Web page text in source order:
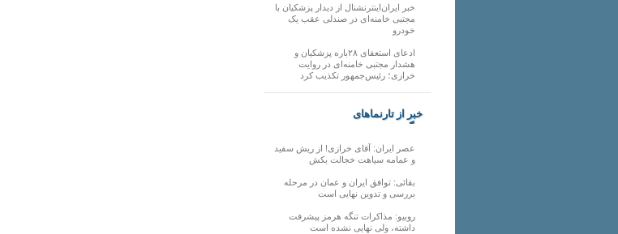
خبر ایران‌اینترنشنال از دیدار پزشکیان با
مجتبی خامنه‌ای در صندلی عقب یک
خودرو
ادعای استعفای ۲۸باره پزشکیان و
هشدار مجتبی خامنه‌ای در روایت
خرازی؛ رئیس‌جمهور تکذیب کرد
خبر از تارنماهای
دیگر
عصر ایران: آقای خرازی! از ریش سفید
و عمامه سیاهت خجالت بکش
بقائی: توافق ایران و عمان در مرحله
بررسی و تدوین نهایی است
روبیو: مذاکرات تنگه هرمز پیشرفت
داشته، ولی نهایی نشده است